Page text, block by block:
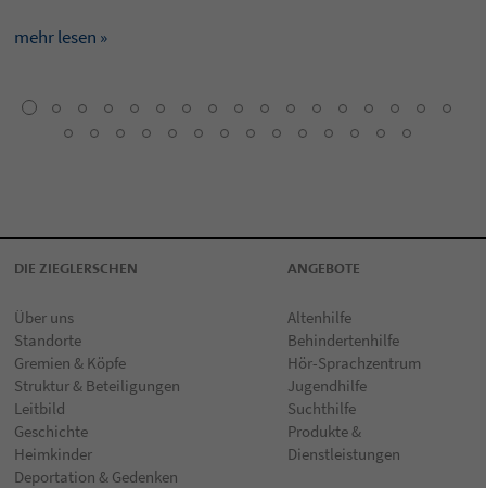
mehr lesen »
DIE ZIEGLERSCHEN
Über uns
Standorte
Gremien & Köpfe
Struktur & Beteiligungen
Leitbild
Geschichte
Heimkinder
Deportation & Gedenken
ANGEBOTE
Altenhilfe
Behindertenhilfe
Hör-Sprachzentrum
Jugendhilfe
Suchthilfe
Produkte &
Dienstleistungen